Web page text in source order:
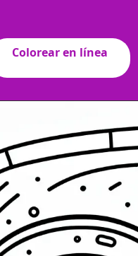
Colorear en línea